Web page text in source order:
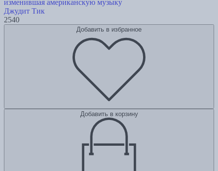
изменившая американскую музыку
Джудит Тик
2540
Добавить в избранное
Добавить в корзину